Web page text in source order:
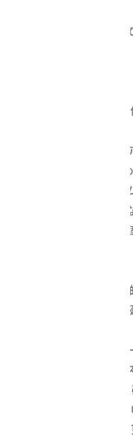
特定の個人を識別
当社は、お客さま
個人情報への不正ア
洩などを防止するため
セキュリティシステ
教育の徹底等の必要
安全対策を実施し
3．個人情報の利用目
（1）当社が個人情
ア. 商品配送・サ
イ. 商品・サービ
ウ. お客様の本人
エ. サービス利用
ビス等の利用、各種変